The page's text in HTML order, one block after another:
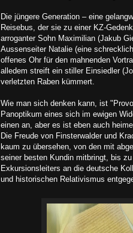
Die jüngere Generation – eine
Reisebus, der sie zu einer KZ-
arroganter Sohn Maximilian (Jakub
Aussenseiter Natalie (eine
offenes Ohr für den mahnenden
alledem streift ein stiller Einsiedler
verletzten Raben kümmert.
Wie man sich denken kann, ist
Panoptikum eines sich im ewigen
einen an, aber es ist eben auch
Die Freude von Finsterwalder und
kaum zu übersehen, von den mit
seiner besten Kundin mitbringt, bis
Exkursionsleiters an die deutsche
und historischen Relativismus